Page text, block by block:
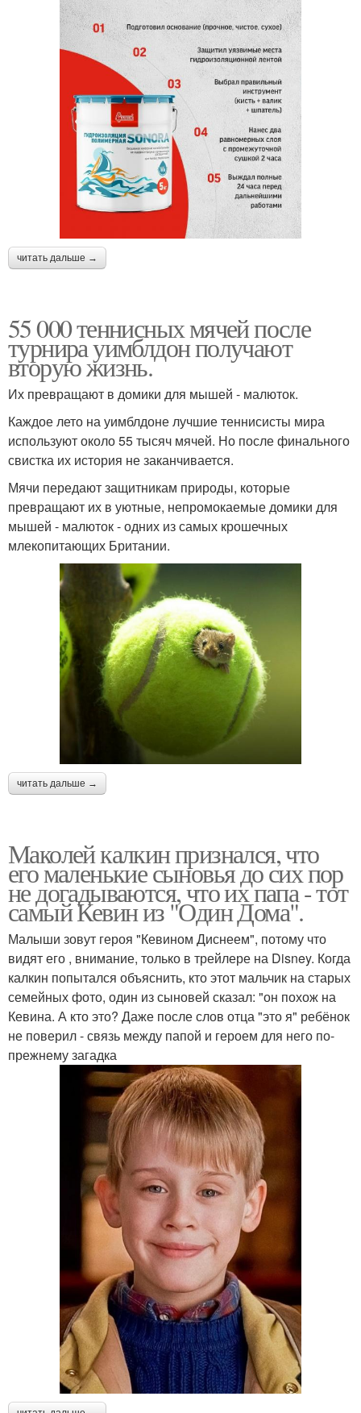
читать дальше →
55 000 теннисных мячей после
турнира уимблдон получают
вторую жизнь.
Их превращают в домики для мышей - малюток.
Каждое лето на уимблдоне лучшие теннисисты мира
используют около 55 тысяч мячей. Но после финального
свистка их история не заканчивается.
Мячи передают защитникам природы, которые
превращают их в уютные, непромокаемые домики для
мышей - малюток - одних из самых крошечных
млекопитающих Британии.
читать дальше →
Маколей калкин признался, что
его маленькие сыновья до сих пор
не догадываются, что их папа - тот
самый Кевин из "Один Дома".
Малыши зовут героя "Кевином Диснеем", потому что
видят его , внимание, только в трейлере на Disney. Когда
калкин попытался объяснить, кто этот мальчик на старых
семейных фото, один из сыновей сказал: "он похож на
Кевина. А кто это? Даже после слов отца "это я" ребёнок
не поверил - связь между папой и героем для него по-
прежнему загадка